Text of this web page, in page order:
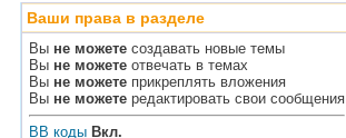
Ваши права в разделе
Вы не можете создавать новые темы
Вы не можете отвечать в темах
Вы не можете прикреплять вложения
Вы не можете редактировать свои сообщения
BB коды Вкл.